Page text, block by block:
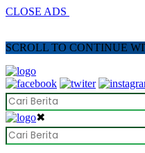
CLOSE ADS
SCROLL TO CONTINUE
✖